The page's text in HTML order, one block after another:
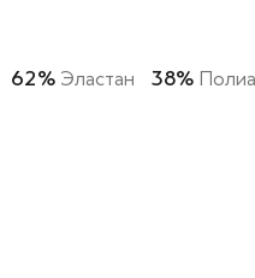
62%Эластан 38%